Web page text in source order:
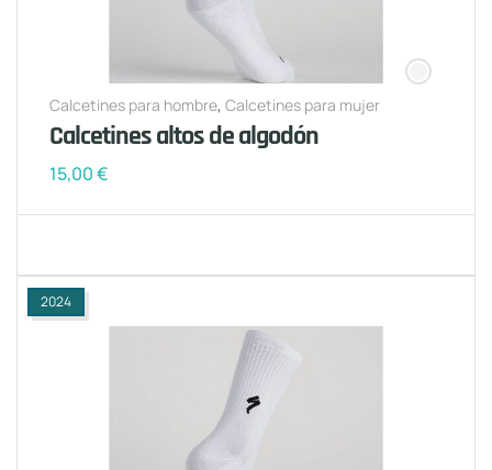
Calcetines para hombre, Calcetines para mujer
Calcetines altos de algodón
15,00€
2024